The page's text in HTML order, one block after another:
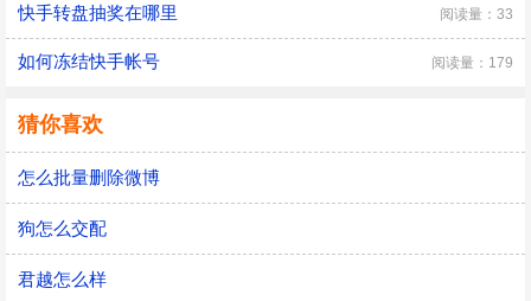
快手转盘抽奖在哪里 阅读量：33
如何冻结快手帐号 阅读量：179
猜你喜欢
怎么批量删除微博
狗怎么交配
君越怎么样